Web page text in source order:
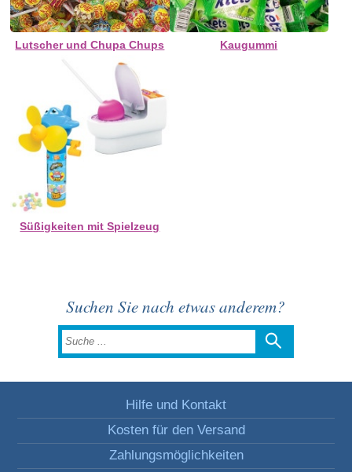
Lutscher und Chupa Chups Kaugummi
Süßigkeiten mit Spielzeug
Suchen Sie nach etwas anderem?
Hilfe und Kontakt
Kosten für den Versand
Zahlungsmöglichkeiten